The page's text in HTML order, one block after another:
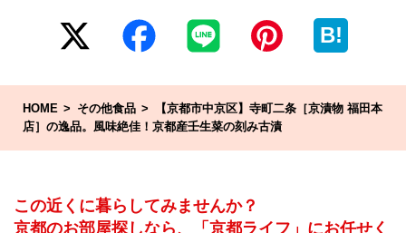
B!
HOME その他食品
【京都市中京区】寺町二条［京漬物 福田本
店］の逸品。風味絶佳！京都産壬生菜の刻み古漬
この近くに暮らしてみませんか？
京都のお部屋探しなら、「京都ライフ」にお任せく